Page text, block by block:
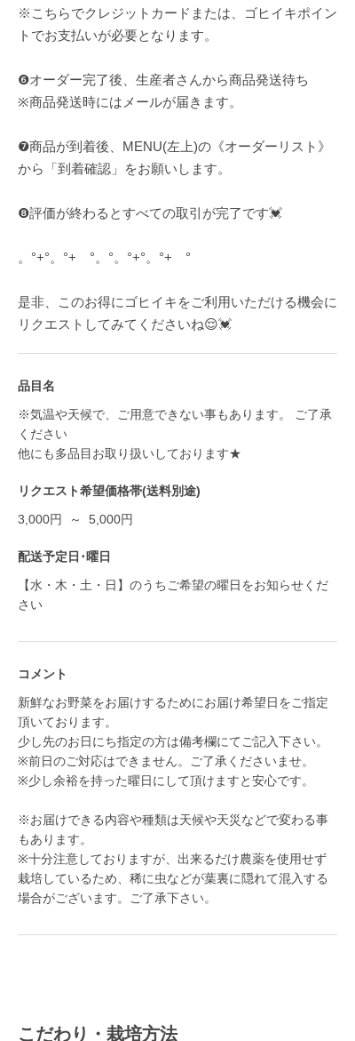
※こちらでクレジットカードまたは、ゴヒイキポイン
トでお支払いが必要となります。
❻オーダー完了後、生産者さんから商品発送待ち
※商品発送時にはメールが届きます。
❼商品が到着後、MENU(左上)の《オーダーリスト》
から「到着確認」をお願いします。
❽評価が終わるとすべての取引が完了です💓
。°+°。°+ °。°。°+°。°+ °
是非、このお得にゴヒイキをご利用いただける機会に
リクエストしてみてくださいね😌💓
品目名
※気温や天候で、ご用意できない事もあります。 ご了承
ください
他にも多品目お取り扱いしております★
リクエスト希望価格帯(送料別途)
3,000円 ～ 5,000円
配送予定日･曜日
【水・木・土・日】のうちご希望の曜日をお知らせくだ
さい
コメント
新鮮なお野菜をお届けするためにお届け希望日をご指定
頂いております。
少し先のお日にち指定の方は備考欄にてご記入下さい。
※前日のご対応はできません。ご了承くださいませ。
※少し余裕を持った曜日にして頂けますと安心です。
※お届けできる内容や種類は天候や天災などで変わる事
もあります。
※十分注意しておりますが、出来るだけ農薬を使用せず
栽培しているため、稀に虫などが葉裏に隠れて混入する
場合がございます。ご了承下さい。
こだわり・栽培方法